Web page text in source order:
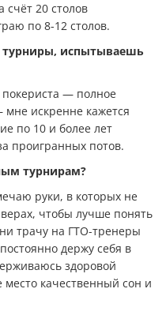
счёт 20 столов
по 8-12 столов.
испытываешь
покериста — полное
мне искренне кажется
по 10 и более лет
проигранных потов.
турнирам?
руки, в которых не
чтобы лучше понять
трачу на ГТО-тренеры
держу себя в
здоровой
качественный сон и